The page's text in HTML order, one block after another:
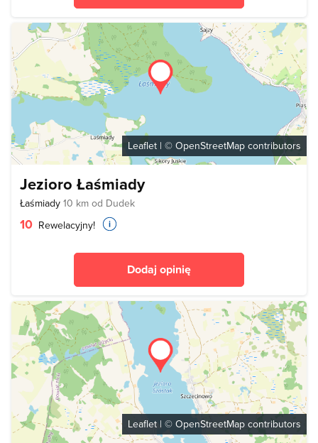
Leaflet | © OpenStreetMap contributors
Jezioro Łaśmiady
Łaśmiady 10 km od Dudek
10 Rewelacyjny!
Dodaj opinię
Leaflet | © OpenStreetMap contributors